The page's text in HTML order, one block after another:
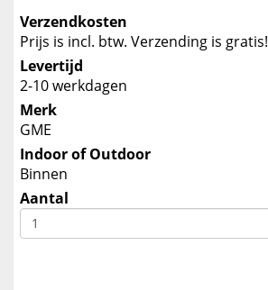
Verzendkosten
Prijs is incl. btw. Verzending is gratis!
Levertijd
2-10 werkdagen
Merk
GME
Indoor of Outdoor
Binnen
Aantal